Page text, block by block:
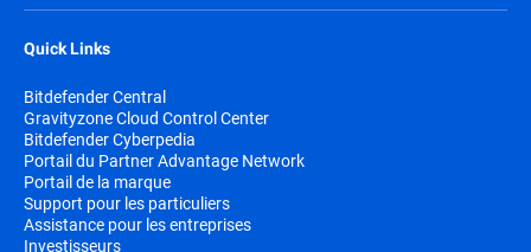
Quick Links
Bitdefender Central
Gravityzone Cloud Control Center
Bitdefender Cyberpedia
Portail du Partner Advantage Network
Portail de la marque
Support pour les particuliers
Assistance pour les entreprises
Investisseurs